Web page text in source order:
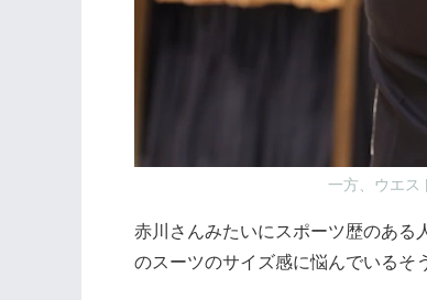
一方、ウエス
赤川さんみたいにスポーツ歴のある
のスーツのサイズ感に悩んでいるそ